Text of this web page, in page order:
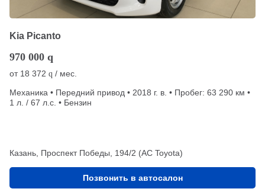
Kia Picanto
970 000 q
от 18 372 q / мес.
Механика • Передний привод • 2018 г. в. • Пробег: 63 290 км •
1 л. / 67 л.с. • Бензин
Казань, Проспект Победы, 194/2 (АС Toyota)
Позвонить в автосалон